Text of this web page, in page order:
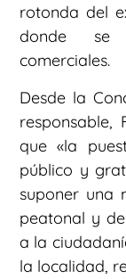
rotonda del
donde se
comerciales.
Desde la
responsable,
que «la
público y
suponer una
peatonal y
a la
la localidad,